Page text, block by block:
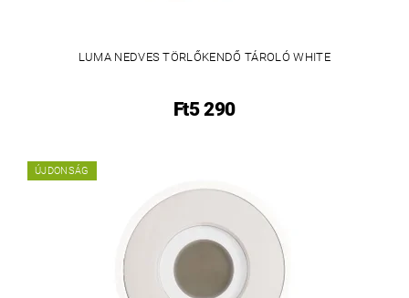
LUMA NEDVES TÖRLŐKENDŐ TÁROLÓ WHITE
Ft5 290
ÚJDONSÁG